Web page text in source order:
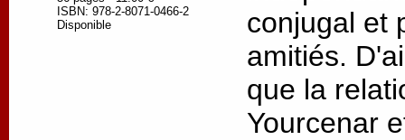
ISBN: 978-2-8071-0466-2
Disponible
conjugal et
amitiés.
que la
Yourcenar